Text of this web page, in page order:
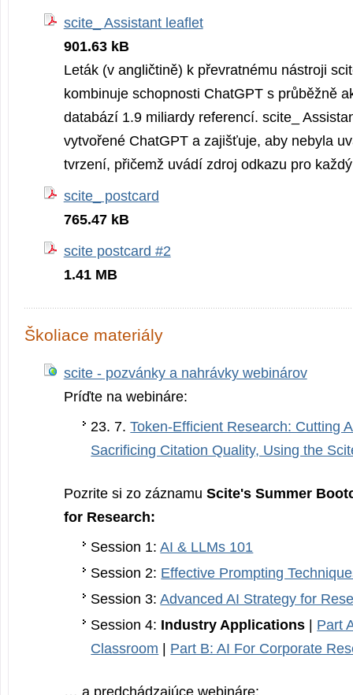
scite_ Assistant leaflet
901.63 kB
Leták (v angličtině) k převratnému nástroji
kombinuje schopnosti ChatGPT s průběžně
databází 1.9 miliardy referencí. scite_
vytvořené ChatGPT a zajišťuje, aby nebyla
tvrzení, přičemž uvádí zdroj odkazu pro
scite_ postcard
765.47 kB
scite postcard #2
1.41 MB
Školiace materiály
scite - pozvánky a nahrávky webinárov
Príďte na webináre:
23. 7.Token-Efficient Research: Cutting
Sacrificing Citation Quality, Using the
Pozrite si zo záznamu Scite's Summer
for Research:
Session 1:AI & LLMs 101
Session 2: Effective Prompting
Session 3:Advanced AI Strategy for
Session 4: Industry Applications
Part
Classroom
Part B: AI For Corporate
… a predchádzajúce webináre: